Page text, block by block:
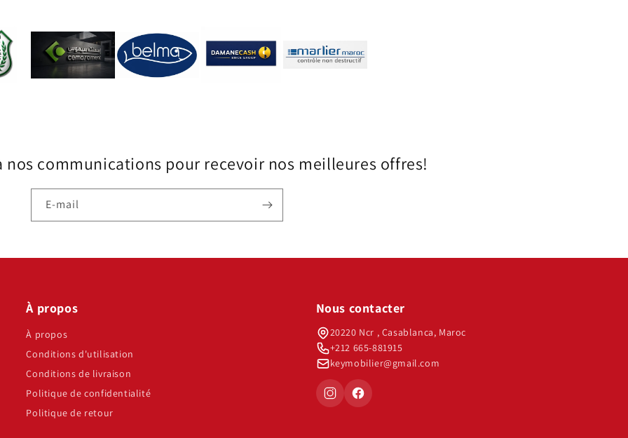
nos communications pour recevoir nos meilleures offres!
E-mail
À propos
À propos
Conditions d'utilisation
Conditions de livraison
Politique de confidentialité
Politique de retour
Nous contacter
20220 Ncr , Casablanca, Maroc
+212 665-881915
keymobilier@gmail.com